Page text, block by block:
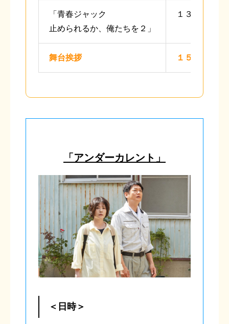
「青春ジャック
止められるか、俺たちを２」
１３：００～
舞台挨拶 １５：２０～
「アンダーカレント」
＜日時＞